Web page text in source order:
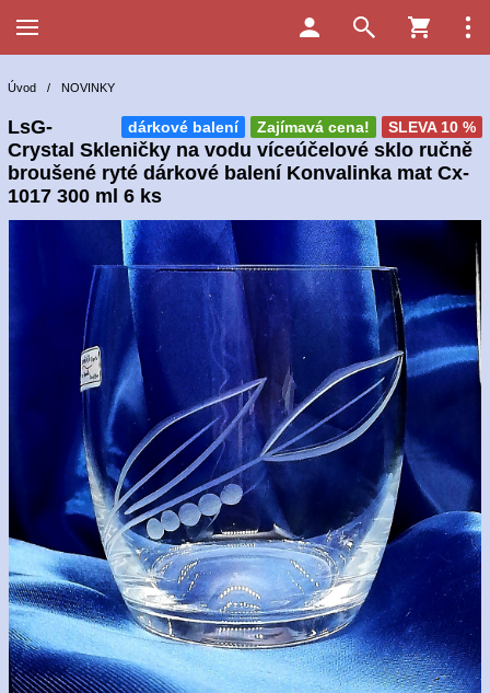
Úvod / NOVINKY
SLEVA 10 %
Zajímavá cena!
dárkové balení
LsG-
Crystal Skleničky na vodu víceúčelové sklo ručně
broušené ryté dárkové balení Konvalinka mat Cx-
1017 300 ml 6 ks